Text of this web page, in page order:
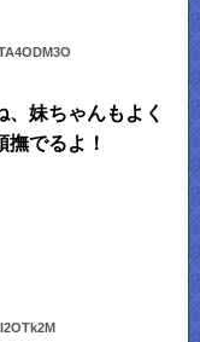
妹ちゃんもよく
でるよ！